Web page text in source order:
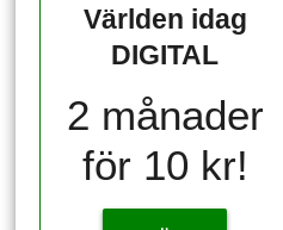
Världen idag
DIGITAL
2 månader
för 10 kr!